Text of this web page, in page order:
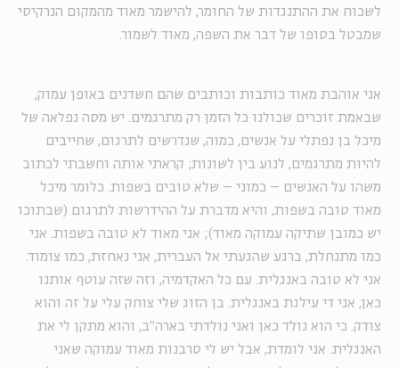
לשכוח את ההתנגדות של החומר, להישמר מאוד מהמקום הנרקיסי
שמבטל בסופו של דבר את השפה, מאוד לשמור.
אני אוהבת מאוד כותבות וכותבים שהם חשדנים באופן עמוק,
שבאמת זוכרים שכולנו כל הזמן רק מתרגמים. יש מסה נפלאה של
מיכל בן נפתלי על אנשים, כמוה, שנדרשים לתרגום, שחייבים
להיות מתרגמים, לנוע בין לשונות; קראתי אותה וחשבתי לכתוב
משהו על האנשים – כמוני – שלא טובים בשפות. כלומר מיכל
מאוד טובה בשפות, והיא מדברת על ההידרשות לתרגום (שבתוכו
יש כמובן שתיקה עמוקה מאוד); אני מאוד לא טובה בשפות. אני
כמו מתנחלת, ברגע שהגעתי אל העברית, אני נאחזת, כמו צומוד.
אני לא טובה באנגלית. עם כל האקדמיה, וזה שזה עוטף אותנו
כאן, אני די עילגת באנגלית. בן הזוג שלי צוחק עלי על זה והוא
צודק. כי הוא נולד כאן ואני נולדתי בארה"ב, והוא מתקן לי את
האנגלית. אני לומדת, אבל יש לי סרבנות מאוד עמוקה שאני